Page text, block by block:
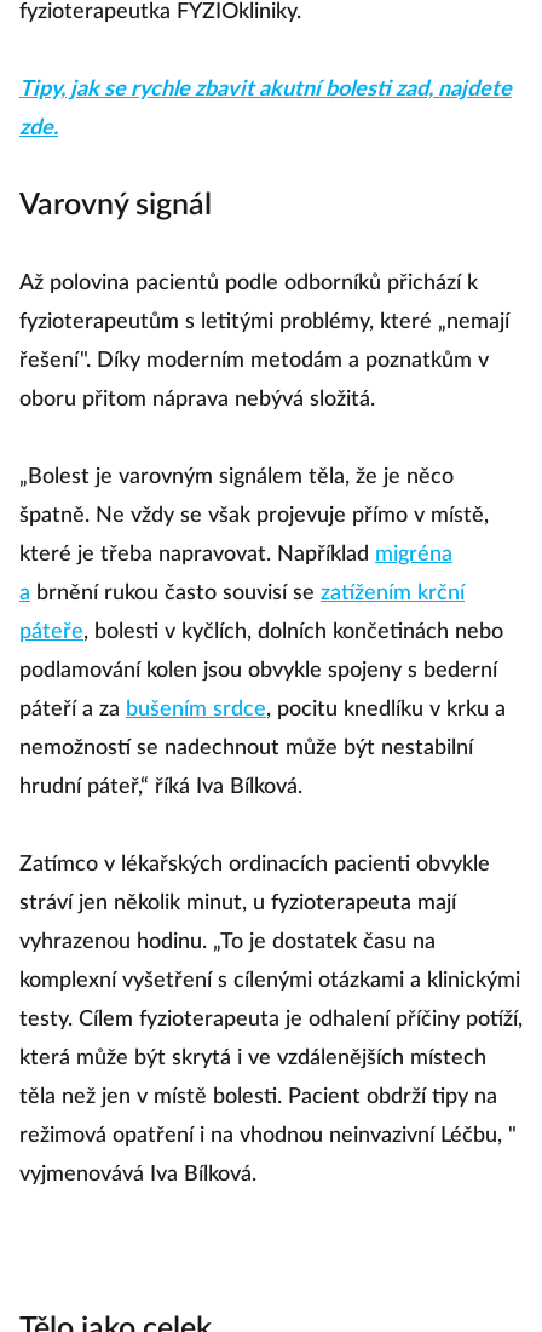
fyzioterapeutka FYZIOkliniky.
Tipy, jak se rychle zbavit akutní bolesti zad, najdete
zde.
Varovný signál
Až polovina pacientů podle odborníků přichází k
fyzioterapeutům s letitými problémy, které „nemají
řešení". Díky moderním metodám a poznatkům v
oboru přitom náprava nebývá složitá.
„Bolest je varovným signálem těla, že je něco
špatně. Ne vždy se však projevuje přímo v místě,
které je třeba napravovat. Například migréna
a brnění rukou často souvisí se zatížením krční
páteře, bolesti v kyčlích, dolních končetinách nebo
podlamování kolen jsou obvykle spojeny s bederní
páteří a za bušením srdce, pocitu knedlíku v krku a
nemožností se nadechnout může být nestabilní
hrudní páteř,“ říká Iva Bílková.
Zatímco v lékařských ordinacích pacienti obvykle
stráví jen několik minut, u fyzioterapeuta mají
vyhrazenou hodinu. „To je dostatek času na
komplexní vyšetření s cílenými otázkami a klinickými
testy. Cílem fyzioterapeuta je odhalení příčiny potíží,
která může být skrytá i ve vzdálenějších místech
těla než jen v místě bolesti. Pacient obdrží tipy na
režimová opatření i na vhodnou neinvazivní Léčbu, "
vyjmenovává Iva Bílková.